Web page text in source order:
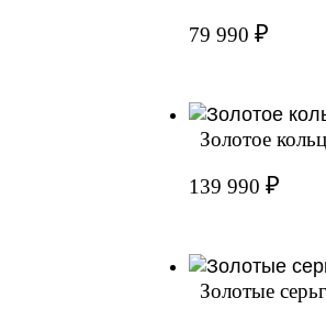
79 990 ₽
Золотое
139 990 ₽
Золотые